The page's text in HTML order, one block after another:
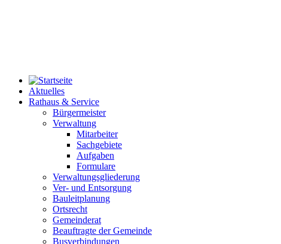
Aktuelles
Rathaus & Service
Bürgermeister
Verwaltung
Mitarbeiter
Sachgebiete
Aufgaben
Formulare
Verwaltungsgliederung
Ver- und Entsorgung
Bauleitplanung
Ortsrecht
Gemeinderat
Beauftragte der Gemeinde
Busverbindungen